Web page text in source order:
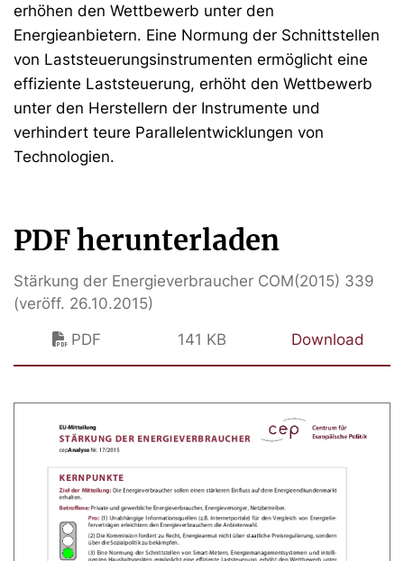
erhöhen den Wettbewerb unter den
Energieanbietern. Eine Normung der Schnittstellen
von Laststeuerungsinstrumenten ermöglicht eine
effiziente Laststeuerung, erhöht den Wettbewerb
unter den Herstellern der Instrumente und
verhindert teure Parallelentwicklungen von
Technologien.
PDF herunterladen
Stärkung der Energieverbraucher COM(2015) 339
(veröff. 26.10.2015)
PDF
141 KB Download